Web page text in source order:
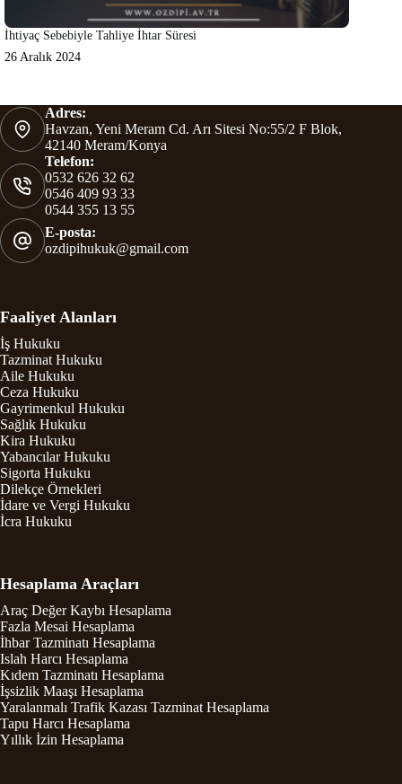
İhtiyaç Sebebiyle Tahliye İhtar Süresi
26 Aralık 2024
Adres:
Havzan, Yeni Meram Cd. Arı Sitesi No:55/2 F Blok,
42140 Meram/Konya
Telefon:
0532 626 32 62
0546 409 93 33
0544 355 13 55
E-posta:
ozdipihukuk@gmail.com
Faaliyet Alanları
İş Hukuku
Tazminat Hukuku
Aile Hukuku
Ceza Hukuku
Gayrimenkul Hukuku
Sağlık Hukuku
Kira Hukuku
Yabancılar Hukuku
Sigorta Hukuku
Dilekçe Örnekleri
İdare ve Vergi Hukuku
İcra Hukuku
Hesaplama Araçları
Araç Değer Kaybı Hesaplama
Fazla Mesai Hesaplama
İhbar Tazminatı Hesaplama
Islah Harcı Hesaplama
Kıdem Tazminatı Hesaplama
İşsizlik Maaşı Hesaplama
Yaralanmalı Trafik Kazası Tazminat Hesaplama
Tapu Harcı Hesaplama
Yıllık İzin Hesaplama